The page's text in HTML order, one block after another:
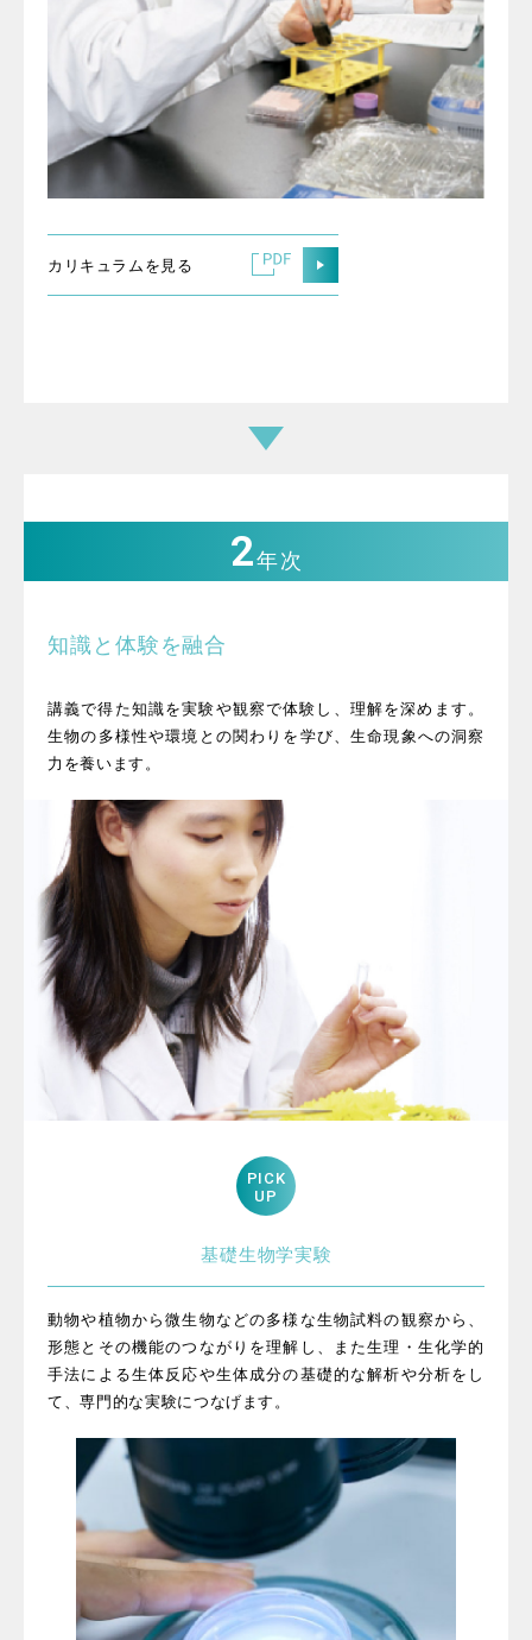
カリキュラムを見る
2年次
知識と体験を融合
講義で得た知識を実験や観察で体験し、理解を深めます。​
生物の多様性や環境との関わりを学び、生命現象への洞察
力を養います。
PICK
UP
基礎生物学実験
動物や植物から微生物などの多様な生物試料の観察から、
形態とその機能のつながりを理解し、また生理・生化学的
手法による生体反応や生体成分の基礎的な解析や分析をし
て、専門的な実験につなげます。